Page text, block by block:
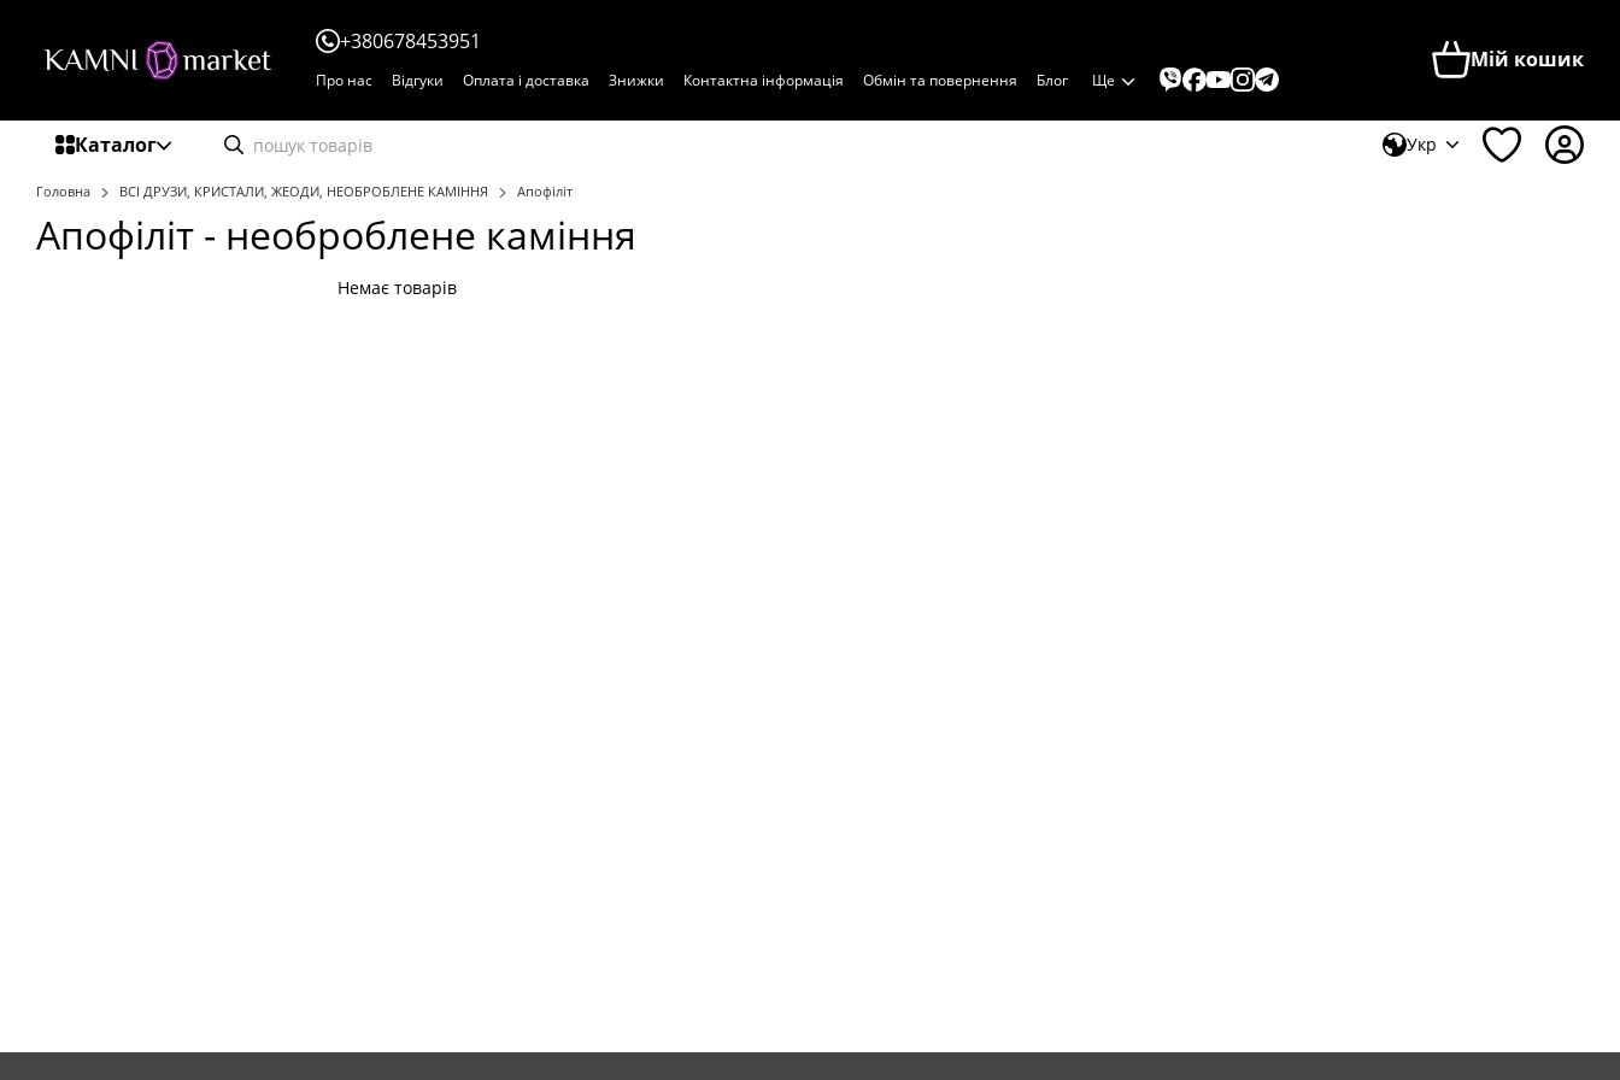
+380678453951
Про нас Відгуки Оплата і доставка Знижки Контактна інформація Обмін та повернення Блог Ще
Мій кошик
Каталог Укр
Головна ВСІ ДРУЗИ, КРИСТАЛИ, ЖЕОДИ, НЕОБРОБЛЕНЕ КАМІННЯ Апофіліт
Апофіліт - необроблене каміння
Немає товарів